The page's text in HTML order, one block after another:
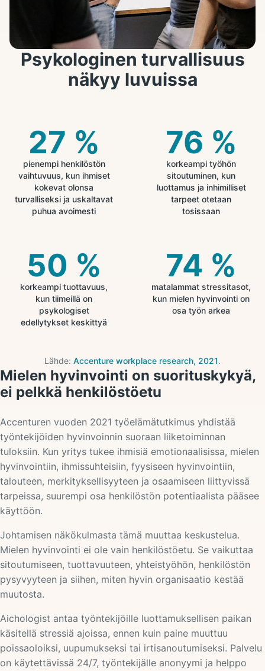
Psykologinen turvallisuus
näkyy luvuissa
27 %
pienempi henkilöstön
vaihtuvuus, kun ihmiset
kokevat olonsa
turvalliseksi ja uskaltavat
puhua avoimesti
76 %
korkeampi työhön
sitoutuminen, kun
luottamus ja inhimilliset
tarpeet otetaan
tosissaan
50 %
korkeampi tuottavuus,
kun tiimeillä on
psykologiset
edellytykset keskittyä
74 %
matalammat stressitasot,
kun mielen hyvinvointi on
osa työn arkea
Lähde: Accenture workplace research, 2021.
Mielen hyvinvointi on suorituskykyä,
ei pelkkä henkilöstöetu
Accenturen vuoden 2021 työelämätutkimus yhdistää
työntekijöiden hyvinvoinnin suoraan liiketoiminnan
tuloksiin. Kun yritys tukee ihmisiä emotionaalisissa, mielen
hyvinvointiin, ihmissuhteisiin, fyysiseen hyvinvointiin,
talouteen, merkityksellisyyteen ja osaamiseen liittyvissä
tarpeissa, suurempi osa henkilöstön potentiaalista pääsee
käyttöön.
Johtamisen näkökulmasta tämä muuttaa keskustelua.
Mielen hyvinvointi ei ole vain henkilöstöetu. Se vaikuttaa
sitoutumiseen, tuottavuuteen, yhteistyöhön, henkilöstön
pysyvyyteen ja siihen, miten hyvin organisaatio kestää
muutosta.
Aichologist antaa työntekijöille luottamuksellisen paikan
käsitellä stressiä ajoissa, ennen kuin paine muuttuu
poissaoloiksi, uupumukseksi tai irtisanoutumiseksi. Palvelu
on käytettävissä 24/7, työntekijälle anonyymi ja helppo